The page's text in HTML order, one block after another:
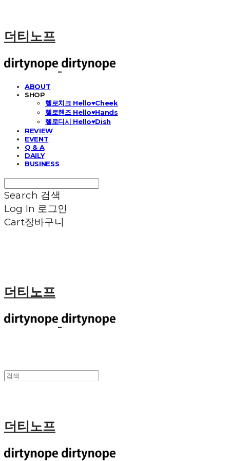
더티노프
ABOUT
SHOP
헬로치크 Hello♥Cheek
헬로핸즈 Hello♥Hands
헬로디시 Hello♥Dish
REVIEW
EVENT
Q & A
DAILY
BUSINESS
Search 검색
Log In 로그인
Cart장바구니
더티노프
더티노프